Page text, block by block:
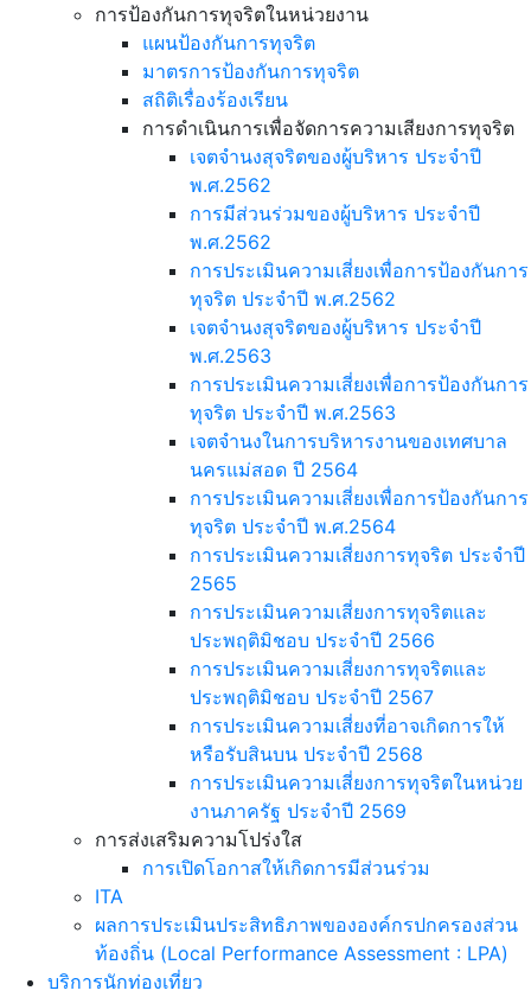
การป้องกันการทุจริตในหน่วยงาน
แผนป้องกันการทุจริต
มาตรการป้องกันการทุจริต
สถิติเรื่องร้องเรียน
การดำเนินการเพื่อจัดการความเสียงการทุจริต
เจตจำนงสุจริตของผู้บริหาร ประจำปี
พ.ศ.2562
การมีส่วนร่วมของผู้บริหาร ประจำปี
พ.ศ.2562
การประเมินความเสี่ยงเพื่อการป้องกันการ
ทุจริต ประจำปี พ.ศ.2562
เจตจำนงสุจริตของผู้บริหาร ประจำปี
พ.ศ.2563
การประเมินความเสี่ยงเพื่อการป้องกันการ
ทุจริต ประจำปี พ.ศ.2563
เจตจำนงในการบริหารงานของเทศบาล
นครแม่สอด ปี 2564
การประเมินความเสี่ยงเพื่อการป้องกันการ
ทุจริต ประจำปี พ.ศ.2564
การประเมินความเสี่ยงการทุจริต ประจำปี
2565
การประเมินความเสี่ยงการทุจริตและ
ประพฤติมิชอบ ประจำปี 2566
การประเมินความเสี่ยงการทุจริตและ
ประพฤติมิชอบ ประจำปี 2567
การประเมินความเสี่ยงที่อาจเกิดการให้
หรือรับสินบน ประจำปี 2568
การประเมินความเสี่ยงการทุจริตในหน่วย
งานภาครัฐ ประจำปี 2569
การส่งเสริมความโปร่งใส
การเปิดโอกาสให้เกิดการมีส่วนร่วม
ITA
ผลการประเมินประสิทธิภาพขององค์กรปกครองส่วน
ท้องถิ่น (Local Performance Assessment : LPA)
บริการนักท่องเที่ยว